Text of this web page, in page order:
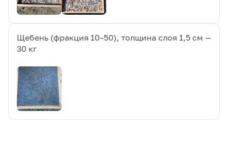
Щебень (фракция 10–50), толщина слоя 1,5 см —
30 кг